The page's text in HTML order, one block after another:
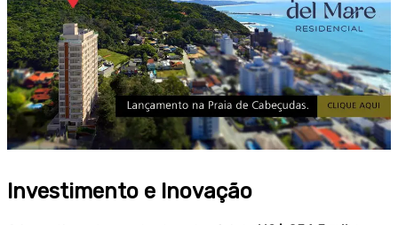
Investimento e Inovação